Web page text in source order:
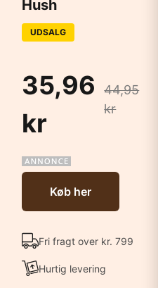
Hush
UDSALG
35,96
kr
44,95
kr
Køb her
Fri fragt over kr. 799
Hurtig levering